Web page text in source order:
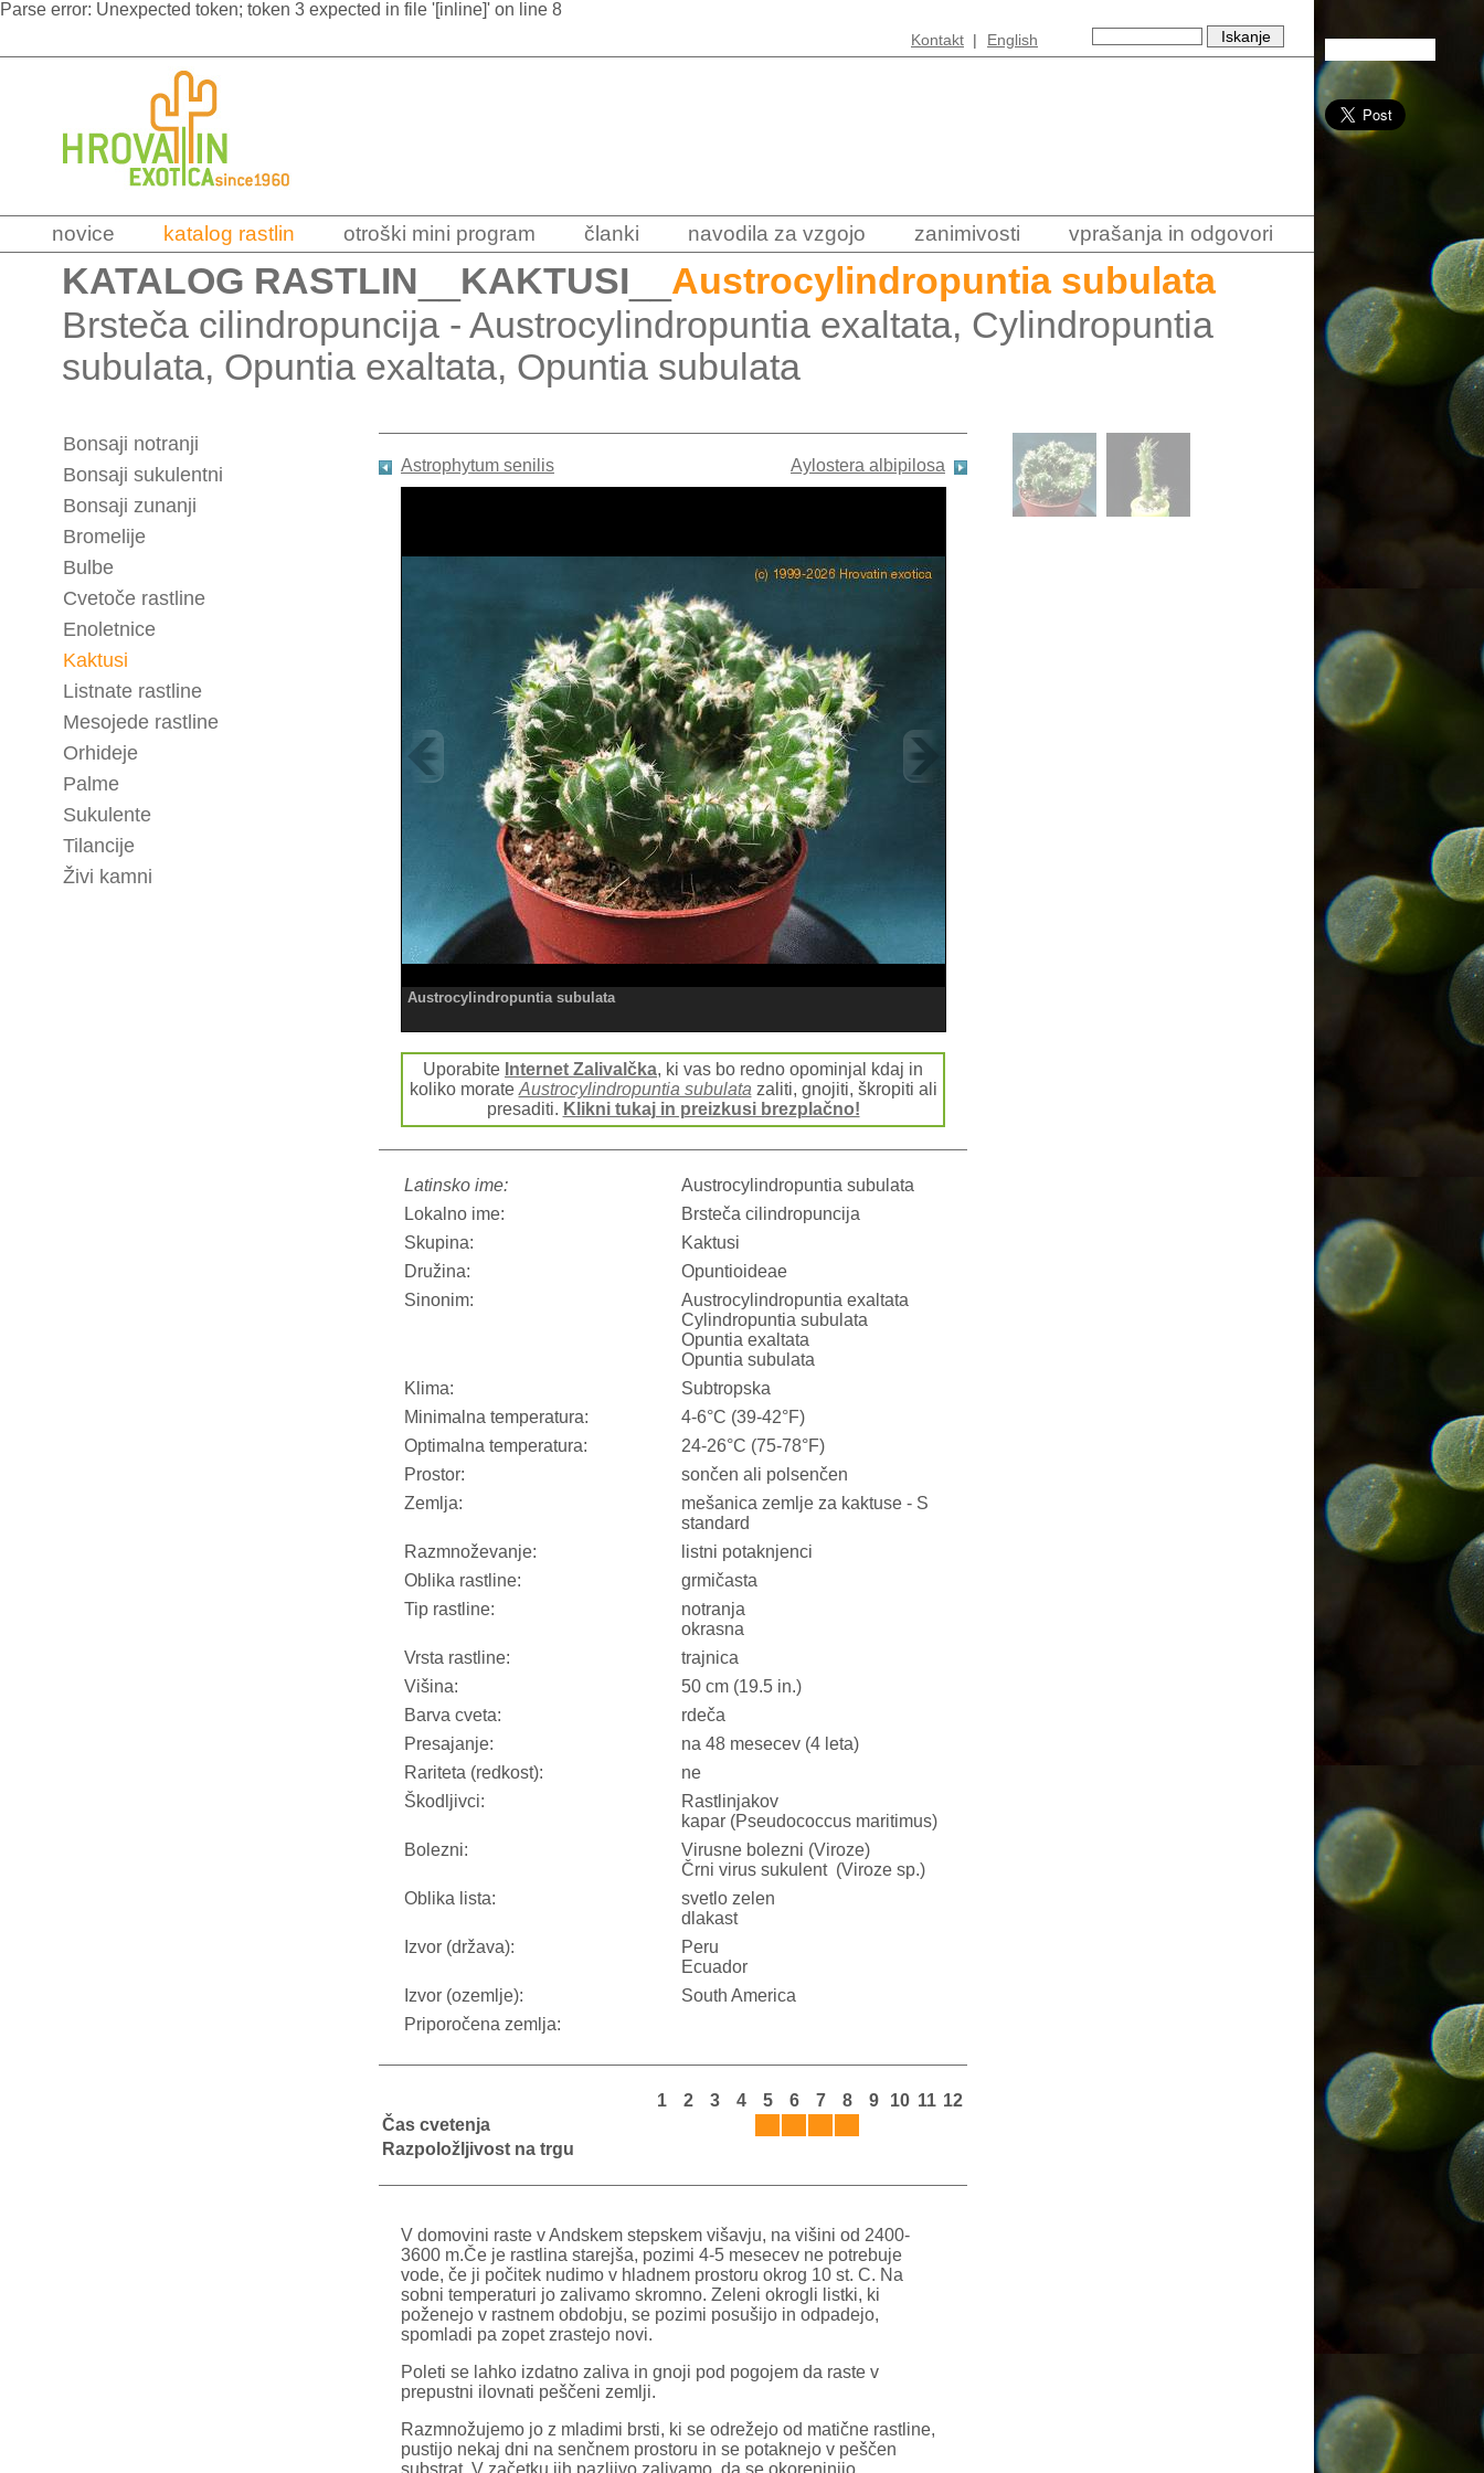
Parse error: Unexpected token; token 3 expected in file '[inline]' on line 8
Kontakt | English
novice katalog rastlin otroški mini program članki navodila za vzgojo zanimivosti vprašanja in odgovori
KATALOG RASTLIN KAKTUSI
Austrocylindropuntia subulata
Brsteča cilindropuncija - Austrocylindropuntia exaltata, Cylindropuntia
subulata, Opuntia exaltata, Opuntia subulata
Bonsaji notranji
Bonsaji sukulentni
Bonsaji zunanji
Bromelije
Bulbe
Cvetoče rastline
Enoletnice
Kaktusi
Listnate rastline
Mesojede rastline
Orhideje
Palme
Sukulente
Tilancije
Živi kamni
Astrophytum senilis Aylostera albipilosa
Austrocylindropuntia subulata
Uporabite Internet Zalivalčka, ki vas bo redno opominjal kdaj in
koliko morate Austrocylindropuntia subulata zaliti, gnojiti, škropiti ali
presaditi. Klikni tukaj in preizkusi brezplačno!
Latinsko ime:
Austrocylindropuntia subulata
Lokalno ime:
Brsteča cilindropuncija
Skupina:
Kaktusi
Družina:
Opuntioideae
Sinonim:
Austrocylindropuntia exaltata
Cylindropuntia subulata
Opuntia exaltata
Opuntia subulata
Klima:
Subtropska
Minimalna temperatura:
4-6°C (39-42°F)
Optimalna temperatura:
24-26°C (75-78°F)
Prostor:
sončen ali polsenčen
Zemlja:
mešanica zemlje za kaktuse - S
standard
Razmnoževanje:
listni potaknjenci
Oblika rastline:
grmičasta
Tip rastline:
notranja
okrasna
Vrsta rastline:
trajnica
Višina:
50 cm (19.5 in.)
Barva cveta:
rdeča
Presajanje:
na 48 mesecev (4 leta)
Rariteta (redkost):
ne
Škodljivci:
Rastlinjakov
kapar (Pseudococcus maritimus)
Bolezni:
Virusne bolezni (Viroze)
Črni virus sukulent (Viroze sp.)
Oblika lista:
svetlo zelen
dlakast
Izvor (država):
Peru
Ecuador
Izvor (ozemlje):
South America
Priporočena zemlja:
1 2 3 4 5 6 7 8 9 10 11 12
Čas cvetenja
Razpoložljivost na trgu
V domovini raste v Andskem stepskem višavju, na višini od 2400-
3600 m.Če je rastlina starejša, pozimi 4-5 mesecev ne potrebuje
vode, če ji počitek nudimo v hladnem prostoru okrog 10 st. C. Na
sobni temperaturi jo zalivamo skromno. Zeleni okrogli listki, ki
poženejo v rastnem obdobju, se pozimi posušijo in odpadejo,
spomladi pa zopet zrastejo novi.
Poleti se lahko izdatno zaliva in gnoji pod pogojem da raste v
prepustni ilovnati peščeni zemlji.
Razmnožujemo jo z mladimi brsti, ki se odrežejo od matične rastline,
pustijo nekaj dni na senčnem prostoru in se potaknejo v peščen
substrat. V začetku jih pazljivo zalivamo, da se okoreninijo.